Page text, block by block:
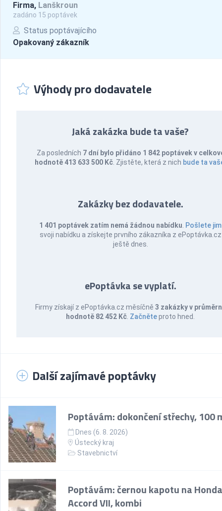
Firma, Lanškroun
zadáno 15 poptávek
Status poptávajícího
Opakovaný zákazník
Výhody pro dodavatele
Jaká zakázka bude ta vaše?
Za posledních 7 dní bylo přidáno 1 842 poptávek v
hodnotě 413 633 500 Kč . Zjistěte, která z nich bude ta
Zakázky bez dodavatele.
1 401 poptávek zatím nemá žádnou nabídku Pošlete jim
svoji nabídku a získejte prvního zákazníka z ePoptávka.cz
ještě dnes.
ePoptávka se vyplatí.
Firmy získají z ePoptávka.cz měsíčně 3 zakázky v
hodnotě 82 452 Kč Začněteproto hned.
Další zajímavé poptávky
Poptávám: dokončení střechy, 100
Dnes (6. 8. 2026)
Ústecký kraj
Stavebnictví
Poptávám: černou kapotu na Honda
Accord VII, kombi